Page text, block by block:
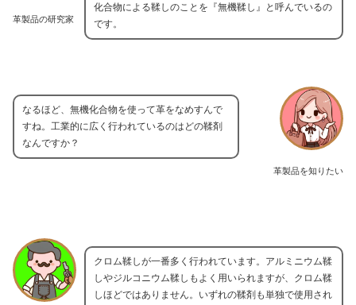
革製品の研究家
化合物による鞣しのことを『無機鞣し』と呼んでいるの
です。
革製品を知りたい
なるほど、無機化合物を使って革をなめすんで
すね。工業的に広く行われているのはどの鞣剤
なんですか？
クロム鞣しが一番多く行われています。アルミニウム鞣
しやジルコニウム鞣しもよく用いられますが、クロム鞣
しほどではありません。いずれの鞣剤も単独で使用され